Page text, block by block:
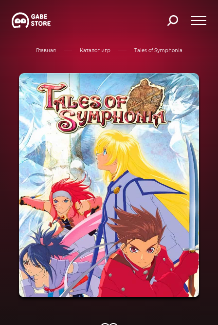
Главная Каталог игр Tales of Symphonia